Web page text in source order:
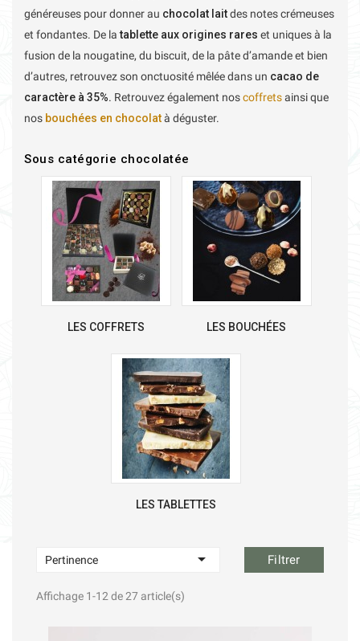
généreuses pour donner au chocolat laitdes notes crémeuses
et fondantes. De latablette aux origines rares et uniques à la
fusion de la nougatine, du biscuit, de la pâte d’amande et bien
d’autres, retrouvez son onctuosité mêlée dans un cacao de
caractère à 35%. Retrouvez également noscoffretsainsi que
nos bouchées en chocolatà déguster.
Sous catégorie chocolatée
LES COFFRETS LES BOUCHÉES
LES TABLETTES
Pertinence  Filtrer
Affichage 1-12 de 27 article(s)